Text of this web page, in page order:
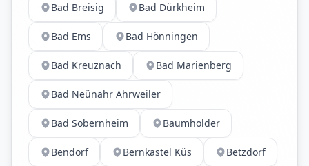
Bad Breisig Bad Dürkheim
Bad Ems Bad Hönningen
Bad Kreuznach Bad Marienberg
Bad Neünahr Ahrweiler
Bad Sobernheim Baumholder
Bendorf Bernkastel Küs Betzdorf